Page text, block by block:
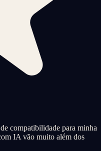
compatibilidade para minha
IA vão muito além dos